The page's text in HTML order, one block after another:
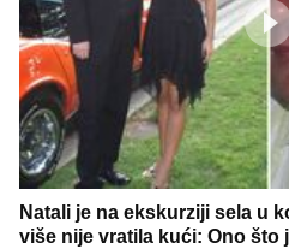
Natali je na ekskurziji sela u
više nije vratila kući: Ono što